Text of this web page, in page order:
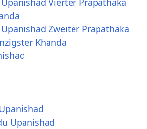
Vierter Prapathaka
Zweiter Prapathaka
Khanda
Upanishad